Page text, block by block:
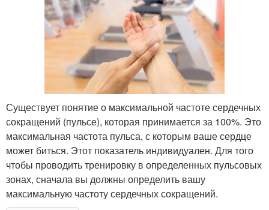
Существует понятие о максимальной частоте сердечных
сокращений (пульсе), которая принимается за 100%. Это
максимальная частота пульса, с которым ваше сердце
может биться. Этот показатель индивидуален. Для того
чтобы проводить тренировку в определенных пульсовых
зонах, сначала вы должны определить вашу
максимальную частоту сердечных сокращений.